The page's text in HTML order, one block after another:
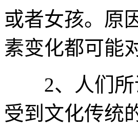
或者女孩。原
素变化都可能
2、人们所
受到文化传统